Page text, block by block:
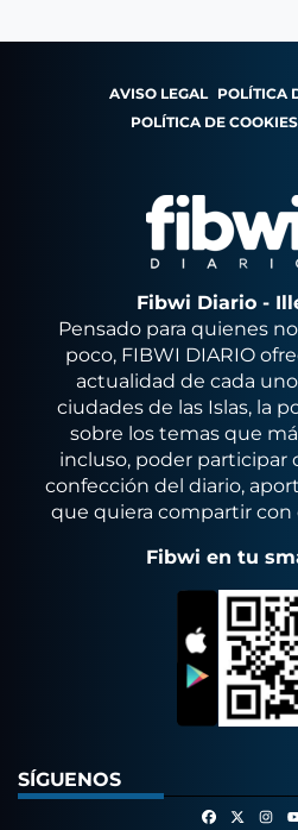
AVISO LEGAL POLÍTICA
POLÍTICA DE COOKIES
Fibwi Diario -
Pensado para quienes
poco, FIBWI DIARIO
actualidad de cada
ciudades de las Islas, la
sobre los temas que
incluso, poder participar
confección del diario,
que quiera compartir con
Fibwi en tu
SÍGUENOS
Facebook